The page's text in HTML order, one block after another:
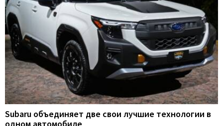
Subaru объединяет две свои лучшие технологии в